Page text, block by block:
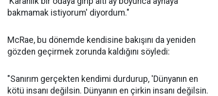
bakmamak istiyorum' diyordum."
McRae, bu dönemde kendisine bakışını da yeniden
gözden geçirmek zorunda kaldığını söyledi:
"Sanırım gerçekten kendimi durdurup, 'Dünyanın en
kötü insanı değilsin. Dünyanın en çirkin insanı değilsin.